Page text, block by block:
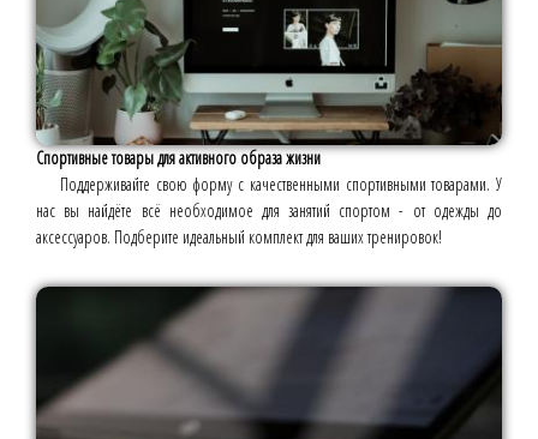
Спортивные товары для активного образа жизни
Поддерживайте свою форму с качественными спортивными товарами. У
нас вы найдёте всё необходимое для занятий спортом - от одежды до
аксессуаров. Подберите идеальный комплект для ваших тренировок!